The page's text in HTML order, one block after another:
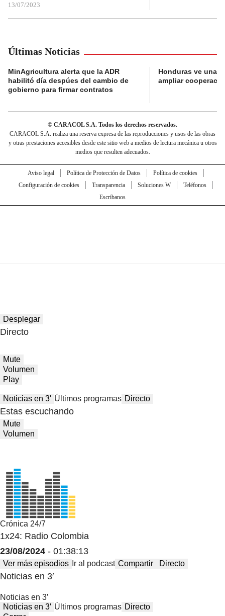
13/07/2023
Últimas Noticias
MinAgricultura alerta que la ADR
habilitó día despúes del cambio de
gobierno para firmar contratos
Honduras ve una
ampliar
© CARACOL S.A. Todos los derechos reservados.
CARACOL S.A. realiza una reserva expresa de las reproducciones y usos de las obras
y otras prestaciones accesibles desde este sitio web a medios de lectura mecánica u otros
medios que resulten adecuados.
Aviso legal Política de Protección de Datos
Política de cookies
Configuración de cookies
Transparencia Soluciones W
Teléfonos
Escríbanos
Desplegar
Directo
Mute
Volumen
Play
Noticias en 3′ Últimos programas Directo
Estas escuchando
Mute
Volumen
Crónica 24/7
1x24: Radio Colombia
23/08/2024 - 01:38:13
Ver más episodios Ir al podcast Compartir Directo
Noticias en 3′
Noticias en 3′
Noticias en 3′ Últimos programas Directo